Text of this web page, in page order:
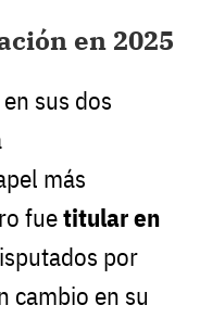
en 2025
sus dos
más
fuetitular en
por
cambio en su